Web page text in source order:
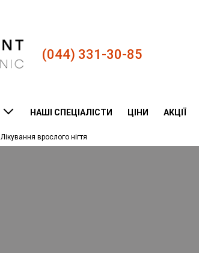
(044) 331-30-85
НАШІ СПЕЦІАЛІСТИ ЦІНИ АКЦІЇ
Лікування врослого нігтя